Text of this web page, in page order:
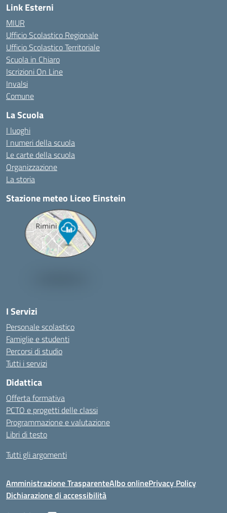
Link Esterni
MIUR
Ufficio Scolastico Regionale
Ufficio Scolastico Territoriale
Scuola in Chiaro
Iscrizioni On Line
Invalsi
Comune
La Scuola
I luoghi
I numeri della scuola
Le carte della scuola
Organizzazione
La storia
Stazione meteo Liceo Einstein
I Servizi
Personale scolastico
Famiglie e studenti
Percorsi di studio
Tutti i servizi
Didattica
Offerta formativa
PCTO e progetti delle classi
Programmazione e valutazione
Libri di testo
Tutti gli argomenti
Amministrazione TrasparenteAlbo onlinePrivacy Policy
Dichiarazione di accessibilità